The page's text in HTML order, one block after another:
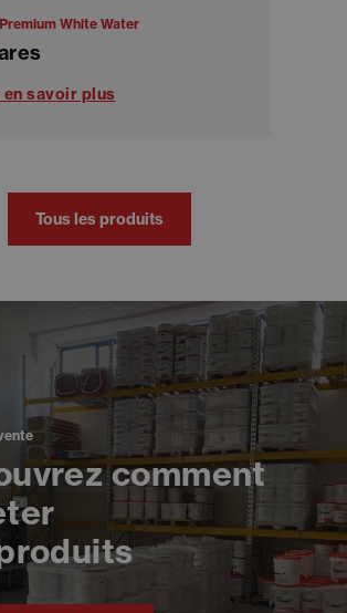
White Water
en savoir plus
Tous les produits
comment